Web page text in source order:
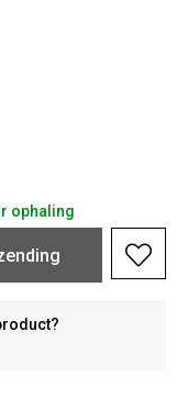
ophaling